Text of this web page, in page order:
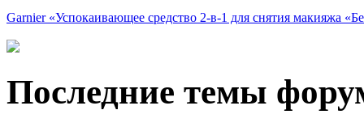
Garnier «Успокаивающее средство 2-в-1 для снятия макияжа
Последние темы